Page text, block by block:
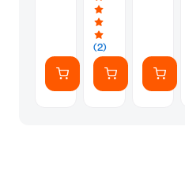
ΥγεραρίουΟροφής
70
W
111
cm
(2)